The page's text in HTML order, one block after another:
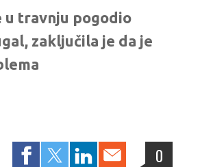
u travnju pogodio
zaključila je da je
0